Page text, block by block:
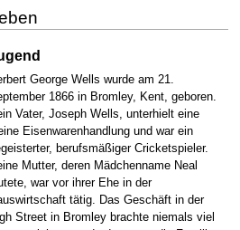
George Wells wurde am 21.
1866 in Bromley, Kent, geboren.
Vater, Joseph Wells, unterhielt eine
Eisenwarenhandlung und war ein
berufsmäßiger Cricketspieler.
Mutter, deren Mädchenname Neal
war vor ihrer Ehe in der
tätig. Das Geschäft in der
Street in Bromley brachte niemals viel